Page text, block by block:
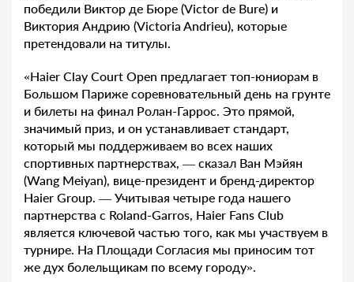
победили Виктор де Бюре (Victor de Bure) и
Виктория Андрию (Victoria Andrieu), которые
претендовали на титулы.
«Haier Clay Court Open предлагает топ-юниорам в
Большом Париже соревновательный день на грунте
и билеты на финал Ролан-Гаррос. Это прямой,
значимый приз, и он устанавливает стандарт,
который мы поддерживаем во всех наших
спортивных партнерствах, — сказал Ван Мэйян
(Wang Meiyan), вице-президент и бренд-директор
Haier Group. — Учитывая четыре года нашего
партнерства с Roland-Garros, Haier Fans Club
является ключевой частью того, как мы участвуем в
турнире. На Площади Согласия мы приносим тот
же дух болельщикам по всему городу».